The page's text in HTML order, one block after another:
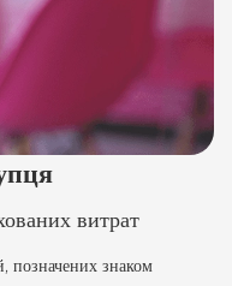
витрат
позначених знаком